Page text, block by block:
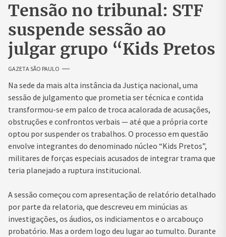
Tensão no tribunal: STF
suspende sessão ao
julgar grupo “Kids Pretos
GAZETA SÃO PAULO
Na sede da mais alta instância da Justiça nacional, uma
sessão de julgamento que prometia ser técnica e contida
transformou-se em palco de troca acalorada de acusações,
obstruções e confrontos verbais — até que a própria corte
optou por suspender os trabalhos. O processo em questão
envolve integrantes do denominado núcleo “Kids Pretos”,
militares de forças especiais acusados de integrar trama que
teria planejado a ruptura institucional.
A sessão começou com apresentação de relatório detalhado
por parte da relatoria, que descreveu em minúcias as
investigações, os áudios, os indiciamentos e o arcabouço
probatório. Mas a ordem logo deu lugar ao tumulto. Durante